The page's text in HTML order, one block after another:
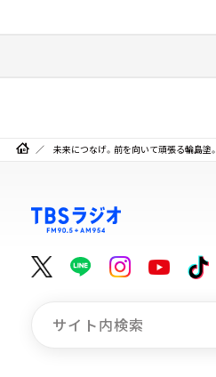
未来につなげ。前を向いて頑張る輪島塗。